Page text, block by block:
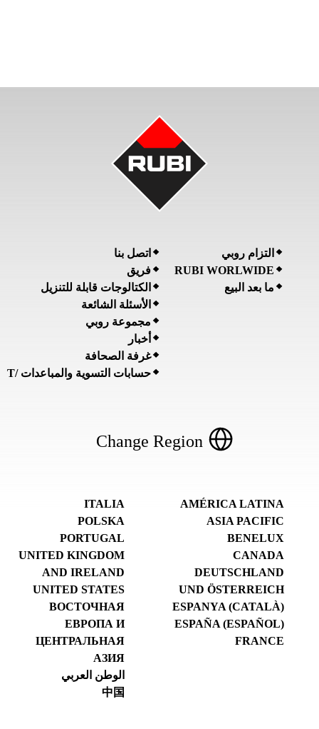
التزام روبي
RUBI WORLWIDE
ما بعد البيع
اتصل بنا
فريق
الكتالوجات قابلة للتنزيل
الأسئلة الشائعة
مجموعة روبي
أخبار
غرفة الصحافة
حسابات التسوية والمباعدات /T
Change Region
AMÉRICA LATINA
ASIA PACIFIC
BENELUX
CANADA
DEUTSCHLAND
UND ÖSTERREICH
ESPANYA (CATALÀ)
ESPAÑA (ESPAÑOL)
FRANCE
ITALIA
POLSKA
PORTUGAL
UNITED KINGDOM
AND IRELAND
UNITED STATES
ВОСТОЧНАЯ
ЕВРОПА И
ЦЕНТРАЛЬНАЯ
АЗИЯ
الوطن العربي
中国